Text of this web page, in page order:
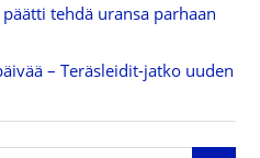
tehdä uransa parhaan
– Teräsleidit-jatko uuden